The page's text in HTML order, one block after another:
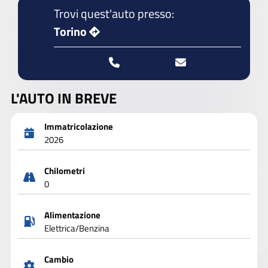
Trovi quest'auto presso:
Torino
L'AUTO IN BREVE
Immatricolazione
2026
Chilometri
0
Alimentazione
Elettrica/Benzina
Cambio